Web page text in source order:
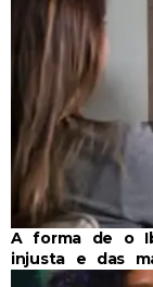
A forma de o
injusta e das